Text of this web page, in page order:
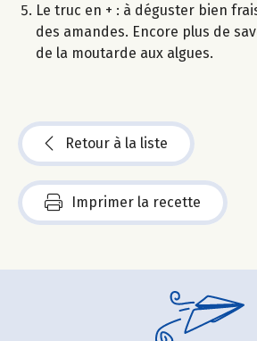
Le truc en + : à déguster bien
des amandes. Encore plus de
de la moutarde aux algues.
Retour à la liste
Imprimer la recette